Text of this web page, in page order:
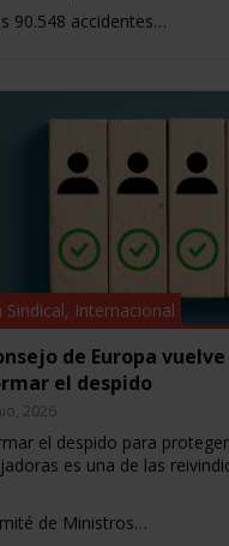
90.548 accidentes…
Sindical, Internacional
de Europa
el despido
2026
el despido para
es una de las
de Ministros…